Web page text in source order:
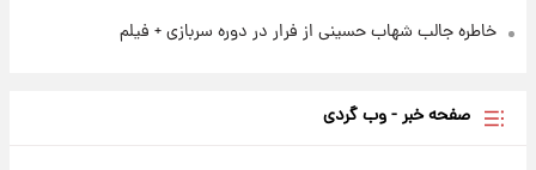
خاطره جالب شهاب حسینی از فرار در دوره سربازی + فیلم
صفحه خبر - وب گردی